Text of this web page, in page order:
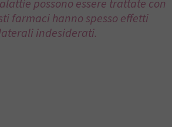
possono essere trattate con
farmaci hanno spesso effetti
indesiderati.